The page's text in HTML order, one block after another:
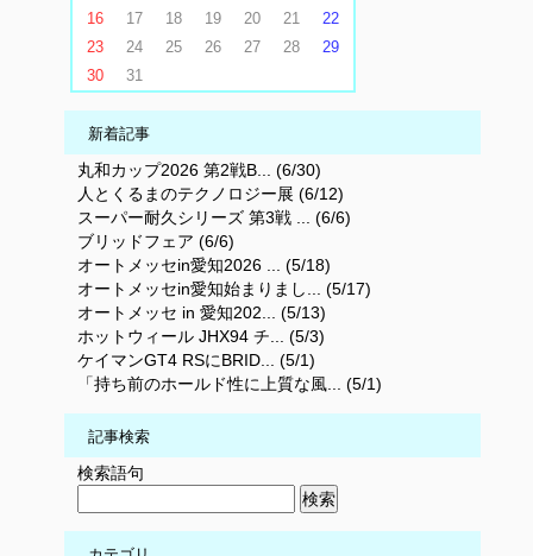
16
17 18 19 20 21
22
23
24 25 26 27 28
29
30
31
新着記事
丸和カップ2026 第2戦B... (6/30)
人とくるまのテクノロジー展 (6/12)
スーパー耐久シリーズ 第3戦 ... (6/6)
ブリッドフェア (6/6)
オートメッセin愛知2026 ... (5/18)
オートメッセin愛知始まりまし... (5/17)
オートメッセ in 愛知202... (5/13)
ホットウィール JHX94 チ... (5/3)
ケイマンGT4 RSにBRID... (5/1)
「持ち前のホールド性に上質な風... (5/1)
記事検索
検索語句